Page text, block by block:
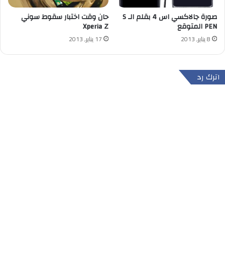
صورة جالاكسي اس 4 بقلم الـ S
PEN المتوقع
8 يناير, 2013
حان وقت اختبار سقوط سوني
Xperia Z
17 يناير, 2013
اترك رد